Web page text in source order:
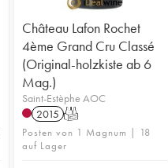
Château Lafon Rochet
4ème Grand Cru Classé
(Original-holzkiste ab 6
Mag.)
Saint-Estèphe AOC
2015 T
Posten von 1 Magnum | 18
auf Lager